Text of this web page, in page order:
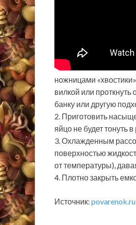
ножницами
вилкой или
банку или другую
2. Приготовить
яйцо не будет тонуть
3. Охлажденным
поверхностью
от температуры),
4. Плотно закрыть
Источник: povarenok.ru